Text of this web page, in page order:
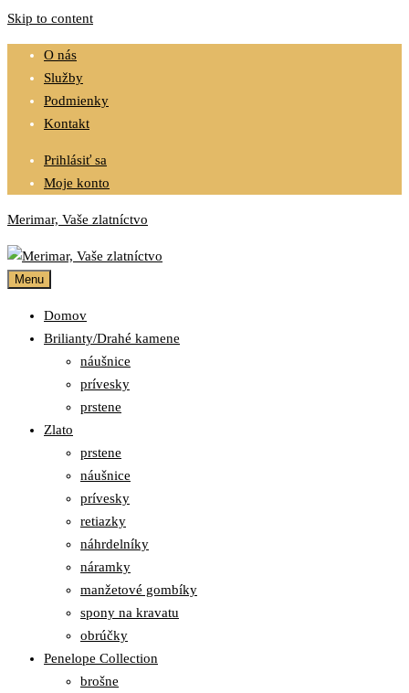
Skip to content
O nás
Služby
Podmienky
Kontakt
Prihlásiť sa
Moje konto
Merimar, Vaše zlatníctvo
Menu
Domov
Brilianty/Drahé kamene
náušnice
prívesky
prstene
Zlato
prstene
náušnice
prívesky
retiazky
náhrdelníky
náramky
manžetové gombíky
spony na kravatu
obrúčky
Penelope Collection
brošne